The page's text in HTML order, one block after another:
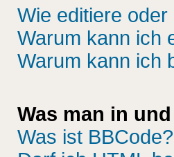
Wie editiere
Warum kann ich
Warum kann ich
Was man in
Was ist BBCode?